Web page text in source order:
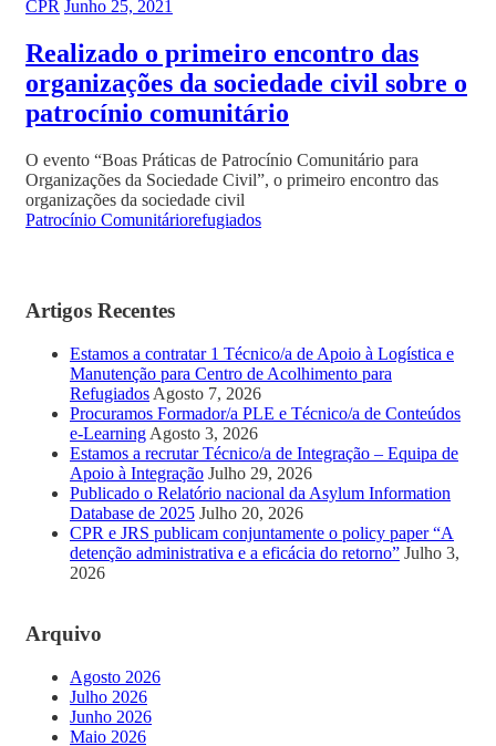
CPR Junho 25, 2021
Realizado o primeiro encontro das
organizações da sociedade civil sobre o
patrocínio comunitário
O evento “Boas Práticas de Patrocínio Comunitário para
Organizações da Sociedade Civil”, o primeiro encontro das
organizações da sociedade civil
Patrocínio Comunitáriorefugiados
Artigos Recentes
Estamos a contratar 1 Técnico/a de Apoio à Logística e
Manutenção para Centro de Acolhimento para
Refugiados Agosto 7, 2026
Procuramos Formador/a PLE e Técnico/a de Conteúdos
e-Learning Agosto 3, 2026
Estamos a recrutar Técnico/a de Integração – Equipa de
Apoio à Integração Julho 29, 2026
Publicado o Relatório nacional da Asylum Information
Database de 2025 Julho 20, 2026
CPR e JRS publicam conjuntamente o policy paper “A
detenção administrativa e a eficácia do retorno” Julho 3,
2026
Arquivo
Agosto 2026
Julho 2026
Junho 2026
Maio 2026